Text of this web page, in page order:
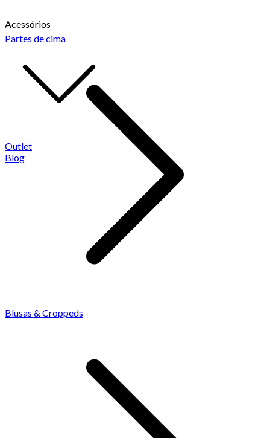
Acessórios
Outlet
Blog
Partes de cima
Blusas & Croppeds